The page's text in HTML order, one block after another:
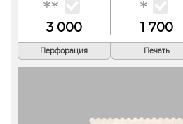
3 000 1 700
Перфорация Печать